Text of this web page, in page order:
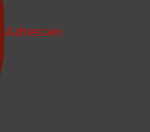
Adressen